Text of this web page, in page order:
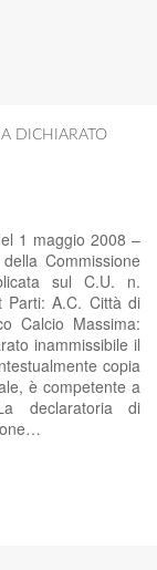
DICHIARATO
1 maggio 2008 –
Commissione
sul C.U. n.
Parti: A.C. Città di
Calcio Massima:
inammissibile il
copia
è competente a
declaratoria di